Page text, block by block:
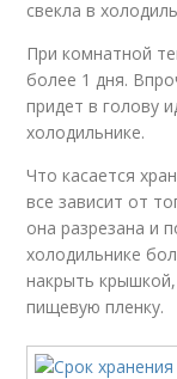
свекла в
При комнатной
более 1 дня.
придет в голову
холодильнике.
Что касается
все зависит от
она разрезана и
холодильнике
накрыть
пищевую пленку.